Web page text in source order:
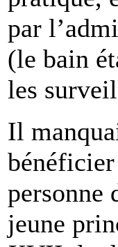
par
(le bain
les
Il
personne
jeune